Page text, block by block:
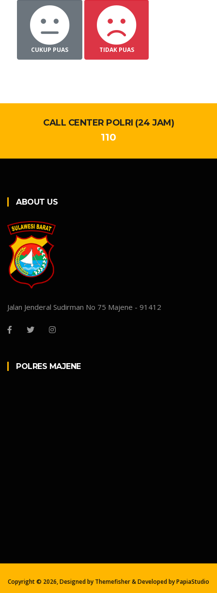
CUKUP PUAS TIDAK PUAS
CALL CENTER POLRI (24 JAM)
110
ABOUT US
Jalan Jenderal Sudirman No 75 Majene - 91412
POLRES MAJENE
Copyright © 2026, Designed by Themefisher & Developed byPapiaStudio